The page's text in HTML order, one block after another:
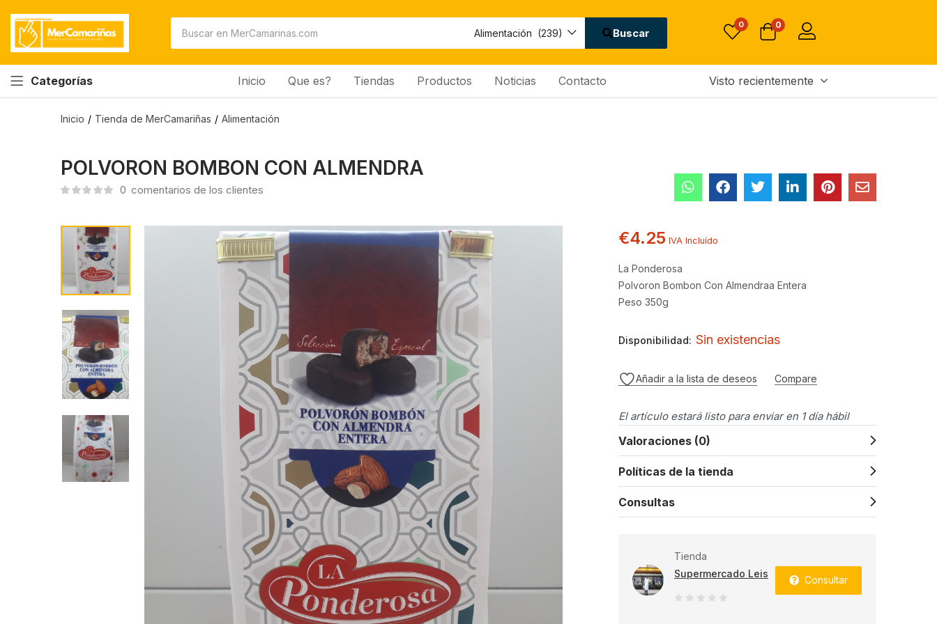
Alimentación (239) Buscar
0 0
Categorías Inicio Que es? Tiendas Productos Noticias Contacto Visto recientemente
Inicio Tienda de MerCamariñas Alimentación
POLVORON BOMBON CON ALMENDRA
comentarios de los clientes
4.25
Sin existencias
POLVORON BOMBON CON ALMENDRA
0 comentarios de los clientes
€4.25 IVA Incluído
La Ponderosa
Polvoron Bombon Con Almendraa Entera
Peso 350g
Disponibilidad: Sin existencias
Añadir a la lista de deseos Compare
El artículo estará listo para enviar en 1 día hábil
Valoraciones (0)
Políticas de la tienda
Consultas
Tienda
Supermercado Leis
Consultar